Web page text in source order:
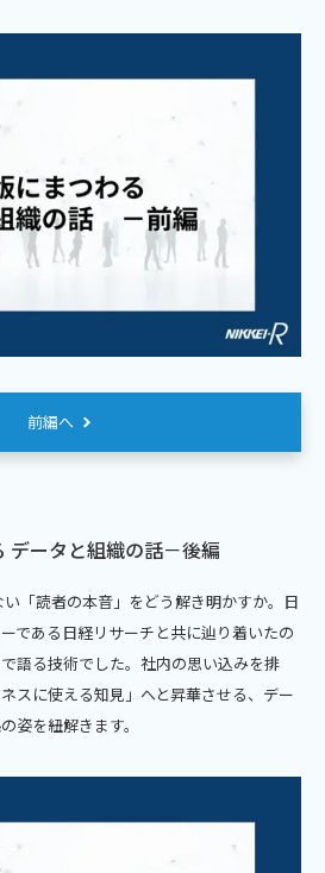
前編へ
データと組織の話－後編
「読者の本音」をどう解き明かすか。日
である日経リサーチと共に辿り着いたの
語る技術でした。社内の思い込みを排
スに使える知見」へと昇華させる、デー
姿を紐解きます。